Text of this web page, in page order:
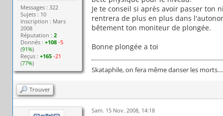
Messages : 322
Sujets : 10
Inscription : Mars
2008
Réputation :2
Donnés :+108 -5
(91%)
Reçus :+165 -21
(77%)
Je te conseil si après avoir passer ton
rentrera de plus en plus dans
bêtement ton moniteur de plongée.
Bonne plongée a toi
Skataphile, on fera même danser les
Trouver
Sam. 15 Nov. 2008, 14:18